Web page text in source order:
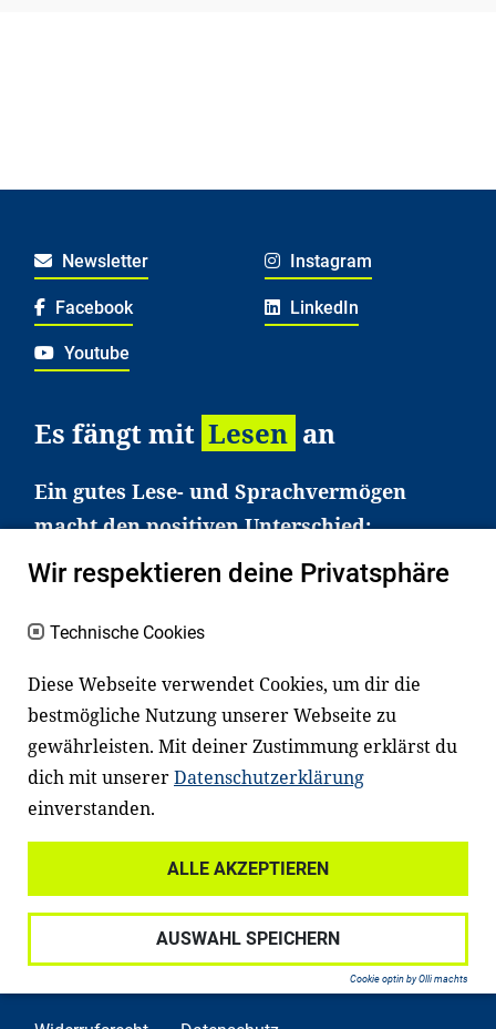
Newsletter Instagram
Facebook LinkedIn
Youtube
Es fängt mit Lesen an
Ein gutes Lese- und Sprachvermögen
macht den positiven Unterschied:
Es erleichtert den Zugang zu Bildung und
einem erfolgreichen Berufsleben. Viele
Kinder und Jugendliche in Deutschland
Unser Angebot richtet sich deshalb gezielt
an Familien sowie an Erzieher*innen,
Lehrer*innen und andere
Fachexpert*innen. Dafür arbeiten wir eng
mit Ministerien, wissenschaftlichen
Einrichtungen, Verbänden, Unternehmen
und anderen Stiftungen zusammen.
Wir respektieren deine Privatsphäre
Technische Cookies
Diese Webseite verwendet Cookies, um dir die
bestmögliche Nutzung unserer Webseite zu
gewährleisten. Mit deiner Zustimmung erklärst du
dich mit unsererDatenschutzerklärung
einverstanden.
ALLE AKZEPTIEREN
AUSWAHL SPEICHERN
Cookie optin by Olli machts